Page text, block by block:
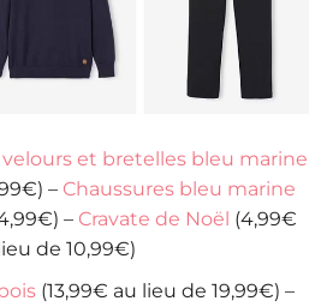
et bretelles bleu marine
– Chaussures bleu marine
– Cravate de Noël (4,99€
de 10,99€)
(13,99€ au lieu de 19,99€) –